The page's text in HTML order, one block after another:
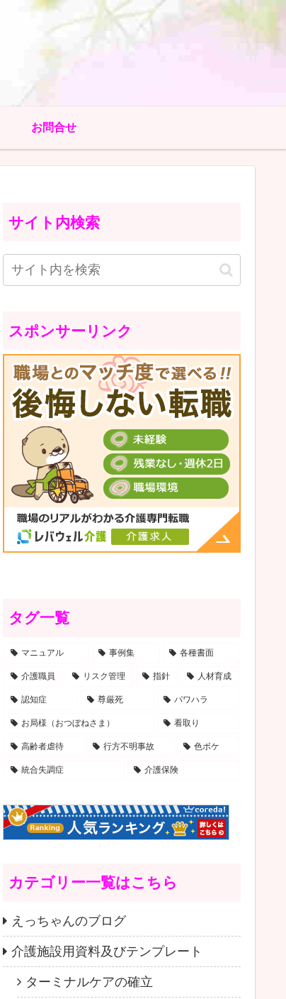
お問合せ
サイト内検索
スポンサーリンク
タグ一覧
マニュアル 事例集 各種書面
介護職員 リスク管理 指針 人材育成
認知症 尊厳死 パワハラ
お局様（おつぼねさま） 看取り
高齢者虐待 行方不明事故 色ボケ
統合失調症 介護保険
カテゴリー一覧はこちら
えっちゃんのブログ
介護施設用資料及びテンプレート
ターミナルケアの確立